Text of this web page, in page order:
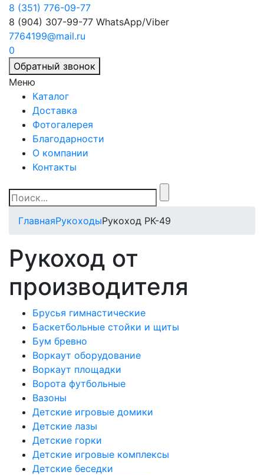
8 (351) 776-09-77
8 (904) 307-99-77 WhatsApp/Viber
7764199@mail.ru
0
Обратный звонок
Меню
Каталог
Доставка
Фотогалерея
Благодарности
О компании
Контакты
ГлавнаяРукоходыРукоход РК-49
Рукоход от
производителя
Брусья гимнастические
Баскетбольные стойки и щиты
Бум бревно
Воркаут оборудование
Воркаут площадки
Ворота футбольные
Вазоны
Детские игровые домики
Детские лазы
Детские горки
Детские игровые комплексы
Детские беседки